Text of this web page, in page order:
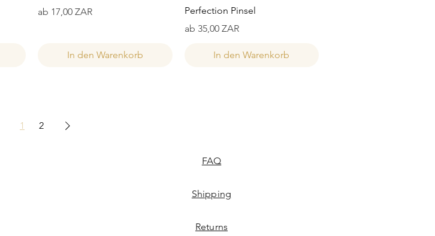
ab 17,00 ZAR
Sale-Preis
In den Warenkorb
Perfection Pinsel
ab 35,00 ZAR
Sale-Preis
In den Warenkorb
1 2
FAQ
Shipping
Returns